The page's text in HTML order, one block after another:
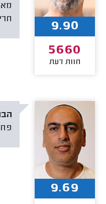
9.90
5660
חוות דעת
9.69